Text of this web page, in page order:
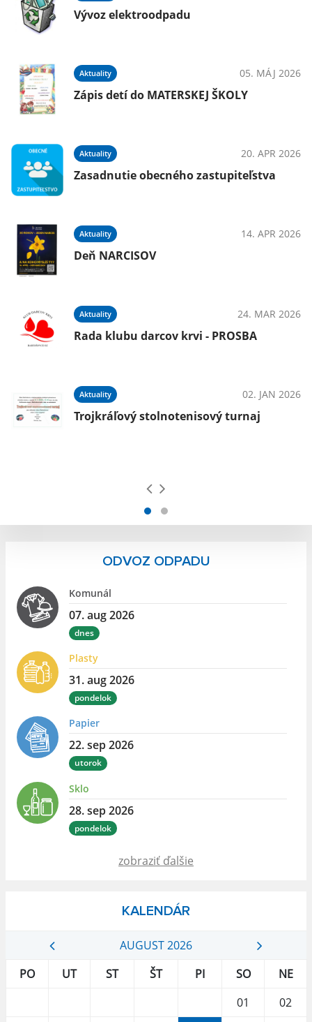
Vývoz elektroodpadu
Aktuality 05. MÁJ 2026
Zápis detí do MATERSKEJ ŠKOLY
Aktuality 20. APR 2026
Zasadnutie obecného zastupiteľstva
Aktuality 14. APR 2026
Deň NARCISOV
Aktuality 24. MAR 2026
Rada klubu darcov krvi - PROSBA
Aktuality 02. JAN 2026
Trojkráľový stolnotenisový turnaj
ODVOZ ODPADU
Komunál
07. aug 2026
dnes
Plasty
31. aug 2026
pondelok
Papier
22. sep 2026
utorok
Sklo
28. sep 2026
pondelok
zobraziť ďalšie
KALENDÁR
AUGUST 2026
PO
UT ST ŠT PI SO
NE
01
02